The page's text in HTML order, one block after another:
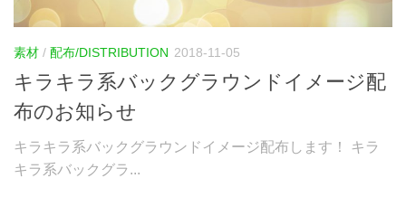
素材 / 配布/DISTRIBUTION 2018-11-05
キラキラ系バックグラウンドイメージ配
布のお知らせ
キラキラ系バックグラウンドイメージ配布します！ キラ
キラ系バックグラ...